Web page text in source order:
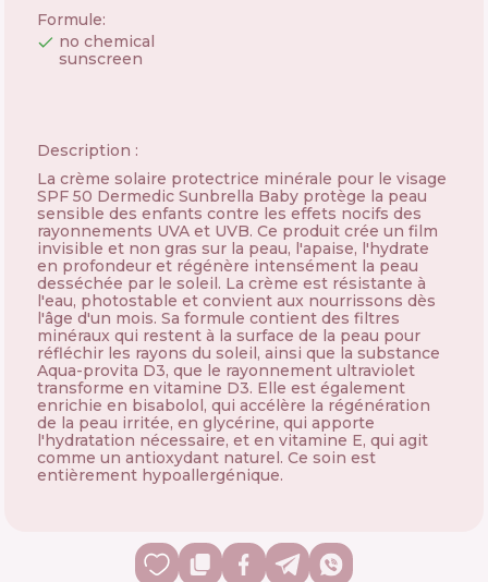
Formule:
no chemical
sunscreen
Description :
La crème solaire protectrice minérale pour le visage
SPF 50 Dermedic Sunbrella Baby protège la peau
sensible des enfants contre les effets nocifs des
rayonnements UVA et UVB. Ce produit crée un film
invisible et non gras sur la peau, l'apaise, l'hydrate
en profondeur et régénère intensément la peau
desséchée par le soleil. La crème est résistante à
l'eau, photostable et convient aux nourrissons dès
l'âge d'un mois. Sa formule contient des filtres
minéraux qui restent à la surface de la peau pour
réfléchir les rayons du soleil, ainsi que la substance
Aqua-provita D3, que le rayonnement ultraviolet
transforme en vitamine D3. Elle est également
enrichie en bisabolol, qui accélère la régénération
de la peau irritée, en glycérine, qui apporte
l'hydratation nécessaire, et en vitamine E, qui agit
comme un antioxydant naturel. Ce soin est
entièrement hypoallergénique.